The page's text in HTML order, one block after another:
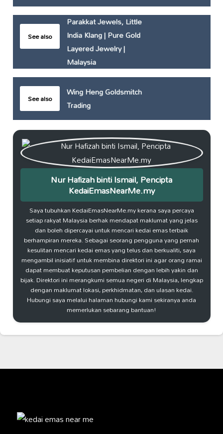
See also
Parakkat Jewels, Little
India Klang | Pure Gold
Layered Jewelry |
Malaysia
See also
Wing Heng Goldsmitch
Trading
Nur Hafizah binti Ismail, Pencipta
KedaiEmasNearMe.my
Saya tubuhkan KedaiEmasNearMe.my kerana saya percaya
setiap rakyat Malaysia berhak mendapat maklumat yang jelas
dan boleh dipercayai untuk mencari kedai emas terbaik
berhampiran mereka. Sebagai seorang pengguna yang pernah
kesulitan mencari kedai emas yang telus dan berkualiti, saya
mengambil inisiatif untuk membina direktori ini agar orang ramai
dapat membuat keputusan pembelian dengan lebih yakin dan
bijak. Direktori ini merangkumi semua negeri di Malaysia, lengkap
dengan maklumat lokasi, perkhidmatan, dan ulasan kedai.
Hubungi saya melalui halaman hubungi kami sekiranya anda
memerlukan sebarang bantuan!